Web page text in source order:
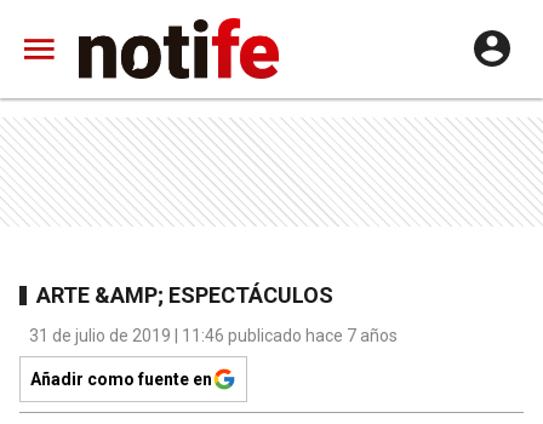
ARTE &AMP; ESPECTÁCULOS
31 de julio de 2019 | 11:46 publicado hace 7 años
Añadir como fuente en